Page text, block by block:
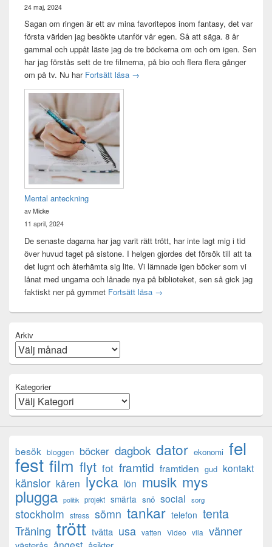
24 maj, 2024
Sagan om ringen är ett av mina favoritepos inom fantasy, det var
första världen jag besökte utanför vår egen. Så att säga. 8 år
gammal och uppåt läste jag de tre böckerna om och om igen. Sen
har jag förstås sett de tre filmerna, på bio och flera flera gånger
om på tv. Nu har Fortsätt läsa Sagan om ringen-maraton
→
Mental anteckning
av Micke
11 april, 2024
De senaste dagarna har jag varit rätt trött, har inte lagt mig i tid
över huvud taget på sistone. I helgen gjordes det försök till att ta
det lugnt och återhämta sig lite. Vi lämnade igen böcker som vi
lånat med ungarna och lånade nya på biblioteket, sen så gick jag
faktiskt ner på gymmet Fortsätt läsa Mental anteckning
→
Arkiv
Kategorier
besök bloggen böcker dagbok dator ekonomi fel
fest film flyt fot framtid framtiden gud kontakt
känslor kåren lycka lön musik mys
plugga politik projekt smärta snö social sorg
stockholm stress sömn tankar telefon tenta
Träning trött tvätta usa vatten Video vila vänner